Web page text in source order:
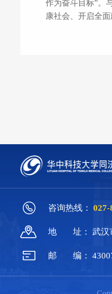
作为奋斗目标”。
康社会、开启全
咨询热线：
地 址： 武汉
邮 编：